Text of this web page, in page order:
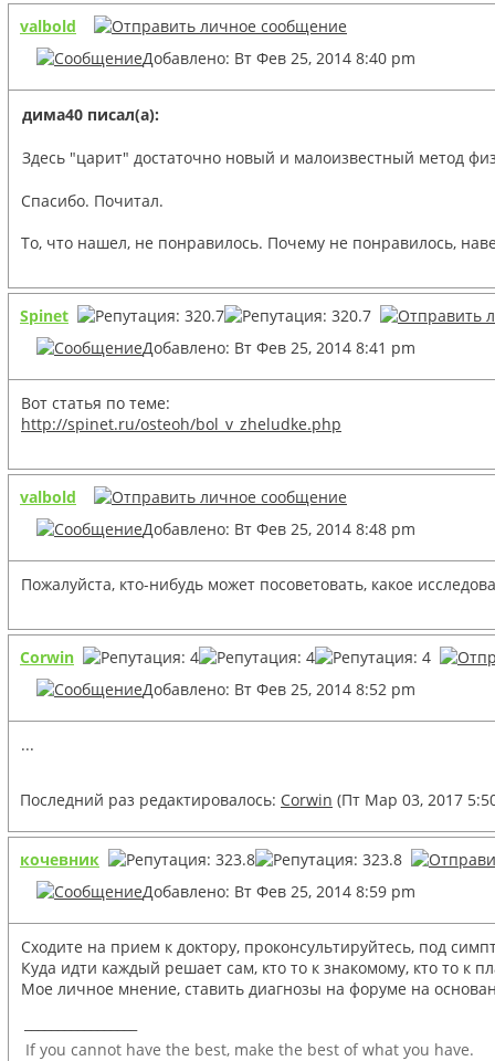
valbold
Добавлено: Вт Фев 25, 2014 8:40 pm
дима40 писал(а):
Здесь "царит" достаточно новый и малоизвестный метод
Спасибо. Почитал.
То, что нашел, не понравилось. Почему не понравилось,
Spinet
Добавлено: Вт Фев 25, 2014 8:41 pm
Вот статья по теме:
http://spinet.ru/osteoh/bol_v_zheludke.php
valbold
Добавлено: Вт Фев 25, 2014 8:48 pm
Пожалуйста, кто-нибудь может посоветовать, какое
Corwin
Добавлено: Вт Фев 25, 2014 8:52 pm
...
Последний раз редактировалось: Corwin (Пт Мар 03, 2017
кочевник
Добавлено: Вт Фев 25, 2014 8:59 pm
Сходите на прием к доктору, проконсультируйтесь, под
Куда идти каждый решает сам, кто то к знакомому, кто то к
Мое личное мнение, ставить диагнозы на форуме на
If you cannot have the best, make the best of what you have.